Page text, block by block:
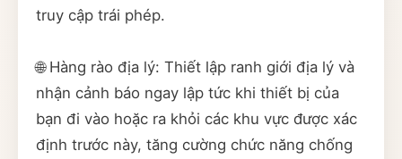
truy cập trái phép.
🌐 Hàng rào địa lý: Thiết lập ranh giới địa lý và
nhận cảnh báo ngay lập tức khi thiết bị của
bạn đi vào hoặc ra khỏi các khu vực được xác
định trước này, tăng cường chức năng chống